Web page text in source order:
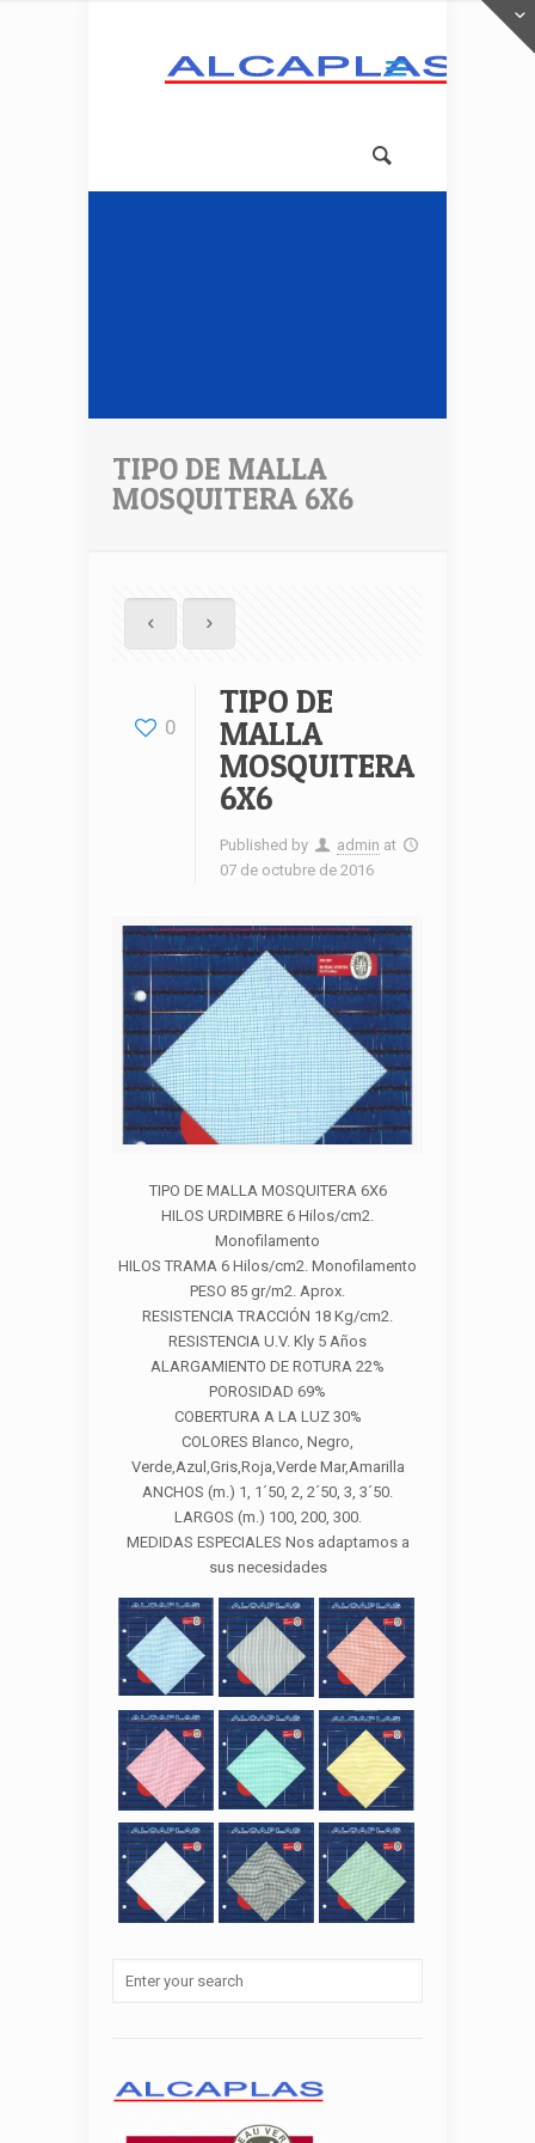
TIPO DE MALLA
MOSQUITERA 6X6
0
TIPO DE
MALLA
MOSQUITERA
6X6
Published by admin at
07 de octubre de 2016
TIPO DE MALLA MOSQUITERA 6X6
HILOS URDIMBRE 6 Hilos/cm2.
Monofilamento
HILOS TRAMA 6 Hilos/cm2. Monofilamento
PESO 85 gr/m2. Aprox.
RESISTENCIA TRACCIÓN 18 Kg/cm2.
RESISTENCIA U.V. Kly 5 Años
ALARGAMIENTO DE ROTURA 22%
POROSIDAD 69%
COBERTURA A LA LUZ 30%
COLORES Blanco, Negro,
Verde,Azul,Gris,Roja,Verde Mar,Amarilla
ANCHOS (m.) 1, 1´50, 2, 2´50, 3, 3´50.
LARGOS (m.) 100, 200, 300.
MEDIDAS ESPECIALES Nos adaptamos a
sus necesidades